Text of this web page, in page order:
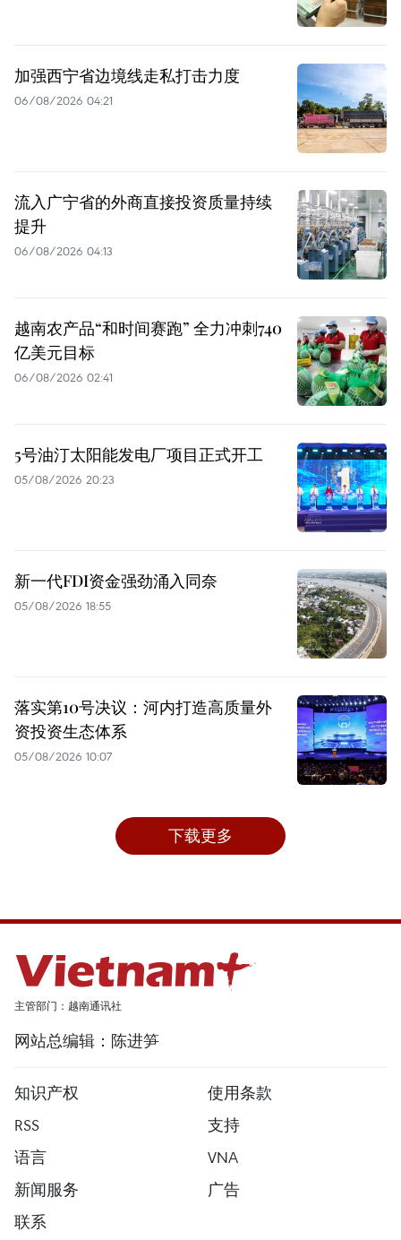
加强西宁省边境线走私打击力度
06/08/2026 04:21
流入广宁省的外商直接投资质量持续
提升
06/08/2026 04:13
越南农产品“和时间赛跑” 全力冲刺740
亿美元目标
06/08/2026 02:41
5号油汀太阳能发电厂项目正式开工
05/08/2026 20:23
新一代FDI资金强劲涌入同奈
05/08/2026 18:55
落实第10号决议：河内打造高质量外
资投资生态体系
05/08/2026 10:07
下载更多
主管部门：越南通讯社
网站总编辑：陈进笋
知识产权
使用条款
RSS
支持
语言
VNA
新闻服务
广告
联系